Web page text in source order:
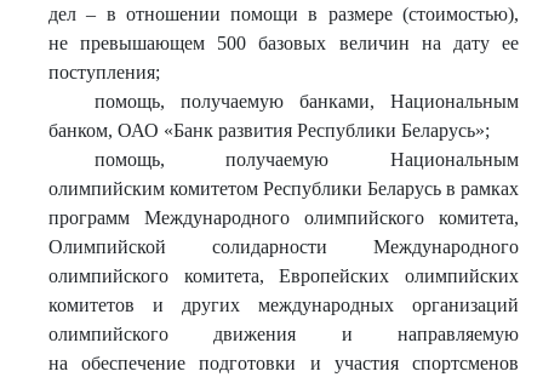
дел – в отношении помощи в размере (стоимостью),
не превышающем 500 базовых величин на дату ее
поступления;
помощь, получаемую банками, Национальным
банком, ОАО «Банк развития Республики Беларусь»;
помощь, получаемую Национальным
олимпийским комитетом Республики Беларусь в рамках
программ Международного олимпийского комитета,
Олимпийской солидарности Международного
олимпийского комитета, Европейских олимпийских
комитетов и других международных организаций
олимпийского движения и направляемую
на обеспечение подготовки и участия спортсменов